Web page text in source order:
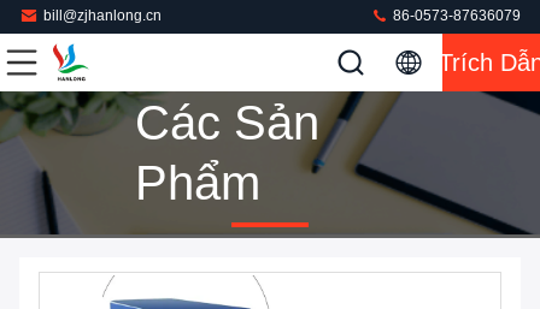
bill@zjhanlong.cn 86-0573-87636079
Trích
Các Sản
Phẩm